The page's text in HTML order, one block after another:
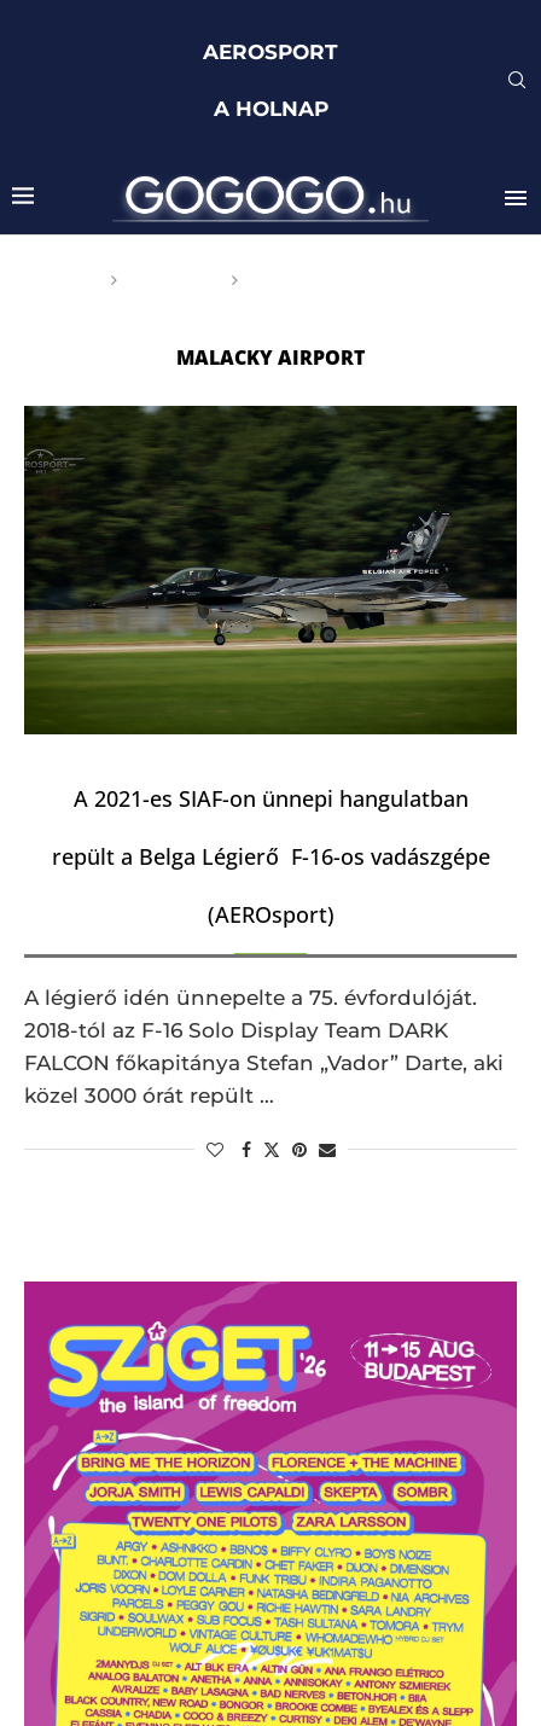
AEROSPORT
A HOLNAP
MALACKY AIRPORT
A 2021-es SIAF-on ünnepi hangulatban
repült a Belga Légierő F-16-os vadászgépe
(AEROsport)
A légierő idén ünnepelte a 75. évfordulóját.
2018-tól az F-16 Solo Display Team DARK
FALCON főkapitánya Stefan „Vador” Darte, aki
közel 3000 órát repült …